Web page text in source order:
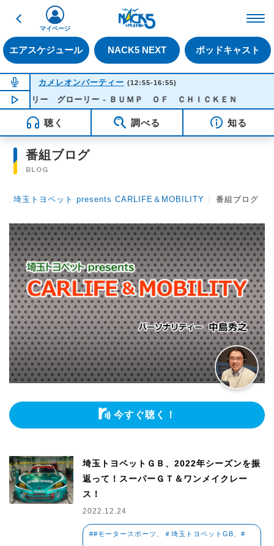
戻る
エアスケジュール NACK5 NEXT ポッドキャスト
マイページ
NOW ON AIR
カメレオンパーティー (12:55-16:55)
NOW PLAYING14:00
ンリー グローリー - ＢＵＭＰ ＯＦ ＣＨＩＣＫＥＮ
聴く 調べる 知る
番組ブログ
BLOG
埼玉トヨペット presents CARLIFE＆MOBILITY 〉番組ブログ
今すぐ聴く！
埼玉トヨペットＧＢ、2022年シーズンを振
返って！スーパーＧＴ＆ワンメイクレー
ス！
2022.12.24
##モータースポーツ、＃埼玉トヨペットGB、#